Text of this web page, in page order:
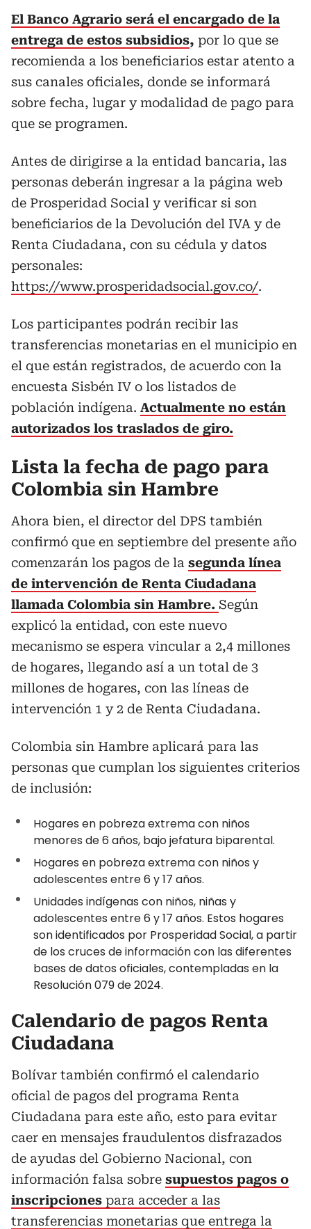
El Banco Agrario será el encargado de la
entrega de estos subsidios, por lo que se
recomienda a los beneficiarios estar atento a
sus canales oficiales, donde se informará
sobre fecha, lugar y modalidad de pago para
que se programen.
Antes de dirigirse a la entidad bancaria, las
personas deberán ingresar a la página web
de Prosperidad Social y verificar si son
beneficiarios de la Devolución del IVA y de
Renta Ciudadana, con su cédula y datos
personales:
https://www.prosperidadsocial.gov.co/.
Los participantes podrán recibir las
transferencias monetarias en el municipio en
el que están registrados, de acuerdo con la
encuesta Sisbén IV o los listados de
población indígena. Actualmente no están
autorizados los traslados de giro.
Lista la fecha de pago para
Colombia sin Hambre
Ahora bien, el director del DPS también
confirmó que en septiembre del presente año
comenzarán los pagos de la segunda línea
de intervención de Renta Ciudadana
llamada Colombia sin Hambre. Según
explicó la entidad, con este nuevo
mecanismo se espera vincular a 2,4 millones
de hogares, llegando así a un total de 3
millones de hogares, con las líneas de
intervención 1 y 2 de Renta Ciudadana.
Colombia sin Hambre aplicará para las
personas que cumplan los siguientes criterios
de inclusión:
Hogares en pobreza extrema con niños
menores de 6 años, bajo jefatura biparental.
Hogares en pobreza extrema con niños y
adolescentes entre 6 y 17 años.
Unidades indígenas con niños, niñas y
adolescentes entre 6 y 17 años. Estos hogares
son identificados por Prosperidad Social, a partir
de los cruces de información con las diferentes
bases de datos oficiales, contempladas en la
Resolución 079 de 2024.
Calendario de pagos Renta
Ciudadana
Bolívar también confirmó el calendario
oficial de pagos del programa Renta
Ciudadana para este año, esto para evitar
caer en mensajes fraudulentos disfrazados
de ayudas del Gobierno Nacional, con
información falsa sobre supuestos pagos o
inscripciones para acceder a las
transferencias monetarias que entrega la